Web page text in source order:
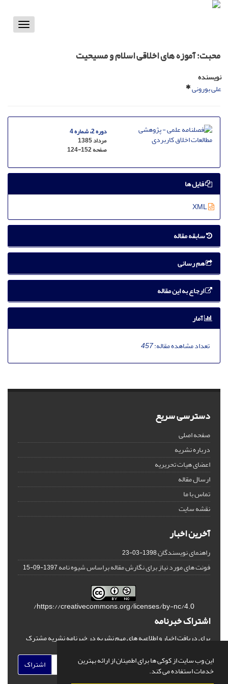
این وب سایت از کوکی ها برای اطمینان از ارائه بهترین
خدمات استفاده می کند.
Toggle
محبت؛ آموزه های اخلاقی اسلام و مسیحیت
نویسنده
علی بورونی
دوره 2، شماره 4
مرداد 1385
صفحه124-152
فایل ها
سابقه مقاله
هم رسانی
ارجاع به این مقاله
آمار
تعداد مشاهده مقاله:457
دسترسی سریع
صفحه اصلی
درباره نشریه
اعضای هیات تحریریه
ارسال مقاله
تماس با ما
نقشه سایت
آخرین اخبار
راهنمای نویسندگان1398-03-23
فونت های مورد نیاز برای نگارش مقاله براساس شیوه نامه1397-09-15
https://creativecommons.org/licenses/by-nc/4.0/
اشتراک خبرنامه
برای دریافت اخبار و اطلاعیه های مهم نشریه در خبرنامه نشریه مشترک
اشتراک